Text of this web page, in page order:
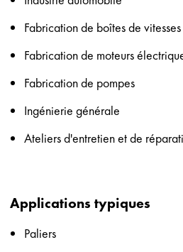
Fabrication de boîtes de vitesses
Fabrication de moteurs
Fabrication de pompes
Ingénierie générale
Ateliers d'entretien et de
Applications typiques
Paliers